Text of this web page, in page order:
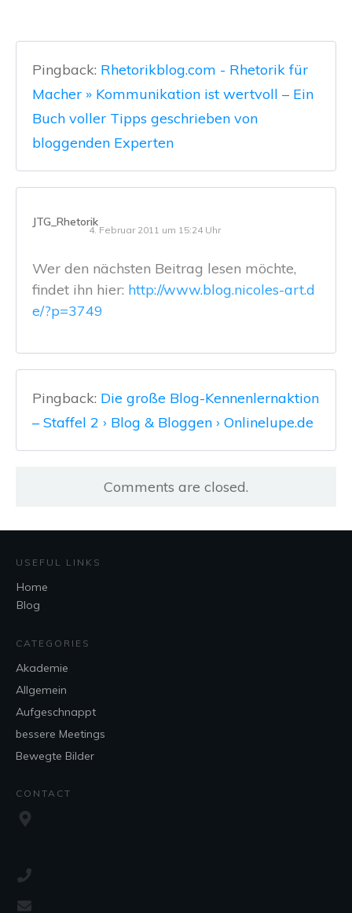
Pingback: Rhetorikblog.com - Rhetorik für
Macher » Kommunikation ist wertvoll – Ein
Buch voller Tipps geschrieben von
bloggenden Experten
JTG_Rhetorik
4. Februar 2011 um 15:24 Uhr
Wer den nächsten Beitrag lesen möchte,
findet ihn hier: http://www.blog.nicoles-art.d
e/?p=3749
Pingback: Die große Blog-Kennenlernaktion
– Staffel 2 › Blog & Bloggen › Onlinelupe.de
Comments are closed.
USEFUL LINKS
Home
Blog
CATEGORIES
Akademie
Allgemein
Aufgeschnappt
bessere Meetings
Bewegte Bilder
CONTACT